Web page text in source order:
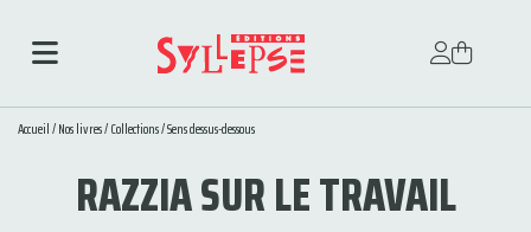
Accueil/Nos livres/Collections/Sens dessus-dessous
RAZZIA SUR LE TRAVAIL